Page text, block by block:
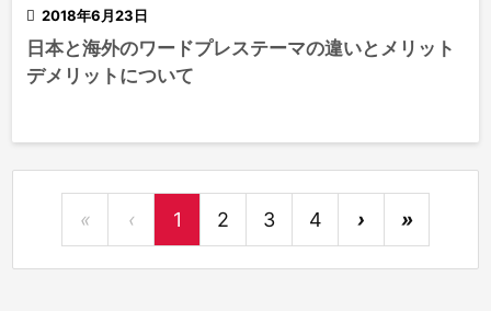
 2018年6月23日
日本と海外のワードプレステーマの違いとメリット
デメリットについて
« ‹ 1 2 3 4 › »